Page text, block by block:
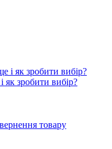
зробити вибір?
товару